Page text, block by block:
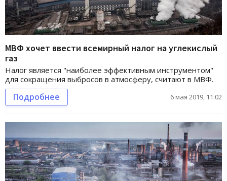
МВФ хочет ввести всемирный налог на углекислый
газ
Налог является "наиболее эффективным инструментом"
для сокращения выбросов в атмосферу, считают в МВФ.
Подробнее 6 мая 2019, 11:02